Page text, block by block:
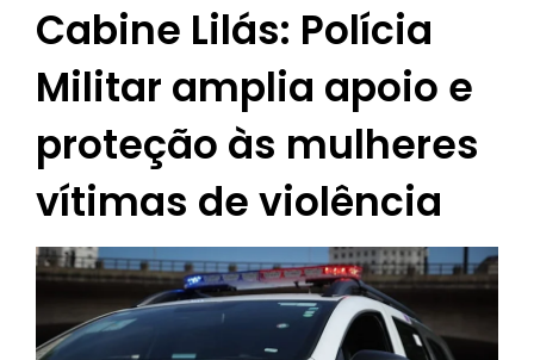
Cabine Lilás: Polícia
Militar amplia apoio e
proteção às mulheres
vítimas de violência